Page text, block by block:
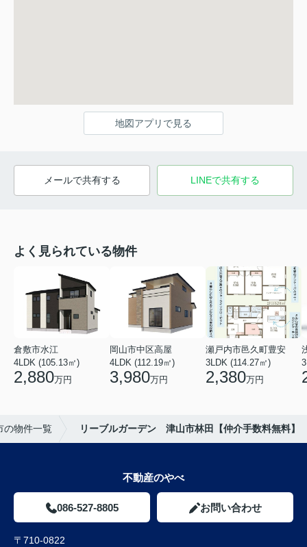
地図アプリで見る
メールで共有する LINEで共有する
よく見られている物件
倉敷市水江
4LDK (105.13㎡)
2,880万円
岡山市中区高屋
4LDK (112.19㎡)
3,980万円
瀬戸内市邑久町豊安
3LDK (114.27㎡)
2,380万円
の物件一覧 リーブルガーデン 津山市林田【仲介手数料無料】
不動産のやべ
086-527-8805 お問い合わせ
〒710-0822